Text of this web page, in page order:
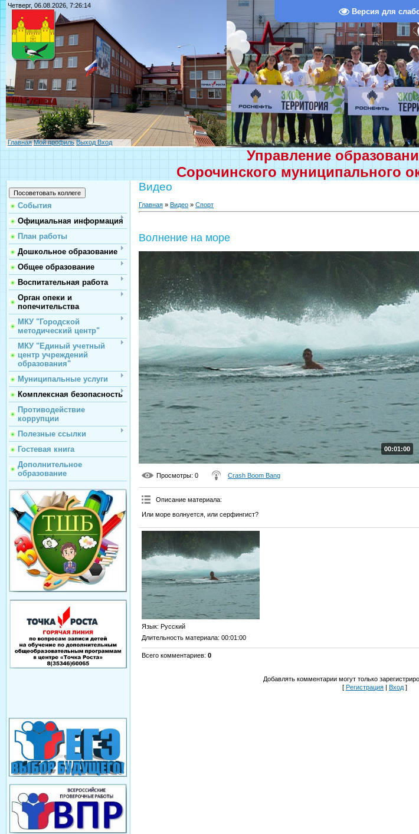
Версия для
Четверг, 06.08.2026, 7:26:14
Главная Мой профиль Выход Вход
Управление
Сорочинского муниципального
События
Официальная информация
План работы
Дошкольное образование
Общее образование
Воспитательная работа
Орган опеки и
попечительства
МКУ "Городской
методический центр"
МКУ "Единый учетный
центр учреждений
образования"
Муниципальные услуги
Комплексная безопасность
Противодействие
коррупции
Полезные ссылки
Гостевая книга
Дополнительное
образование
Видео
Главная » Видео » Спорт
Волнение на море
00:01:00
Просмотры: 0 Crash Boom Bang
Описание материала:
Или море волнуется, или серфингист?
Язык: Русский
Длительность материала: 00:01:00
Всего комментариев: 0
Добавлять комментарии могут только
[ Регистрация | Вход ]